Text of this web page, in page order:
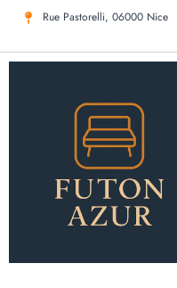
Rue Pastorelli, 06000 Nice